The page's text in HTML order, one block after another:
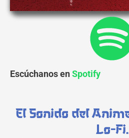
Escúchanos enSpotify
El Sonido del
Lo-Fi.